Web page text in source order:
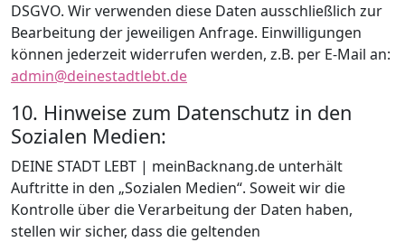
DSGVO. Wir verwenden diese Daten ausschließlich zur
Bearbeitung der jeweiligen Anfrage. Einwilligungen
können jederzeit widerrufen werden, z.B. per E-Mail an:
admin@deinestadtlebt.de
10. Hinweise zum Datenschutz in den
Sozialen Medien:
DEINE STADT LEBT | meinBacknang.de unterhält
Auftritte in den „Sozialen Medien“. Soweit wir die
Kontrolle über die Verarbeitung der Daten haben,
stellen wir sicher, dass die geltenden